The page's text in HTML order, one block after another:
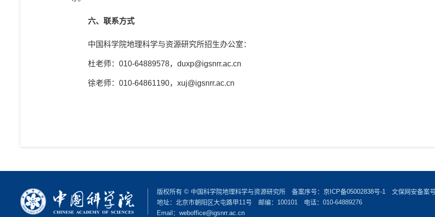
六、联系方式
中国科学院地理科学与资源研究所招生办公室：
杜老师： 010-64889578， duxp@igsnrr.ac.cn
徐老师： 010-64861190， xuj@igsnrr.ac.cn
版权所有 © 中国科学院地理科学与资源研究所 备案序号： 京ICP备05002838号-1 文保网安备案
地址：北京市朝阳区大屯路甲11号 邮编：100101 电话：010-64889276
Email： weboffice@igsnrr.ac.cn